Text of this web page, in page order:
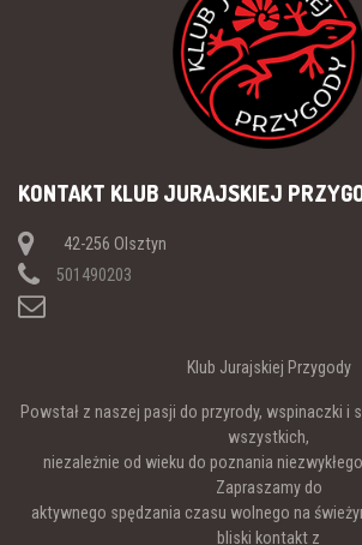
KONTAKT KLUB JURAJSKIEJ
42-256 Olsztyn
501490203
Klub Jurajskiej Przygody
Powstał z naszej pasji do przyrody, wspinaczki i
wszystkich,
niezależnie od wieku do poznania
Zapraszamy do
aktywnego spędzania czasu wolnego na
bliski kontakt z